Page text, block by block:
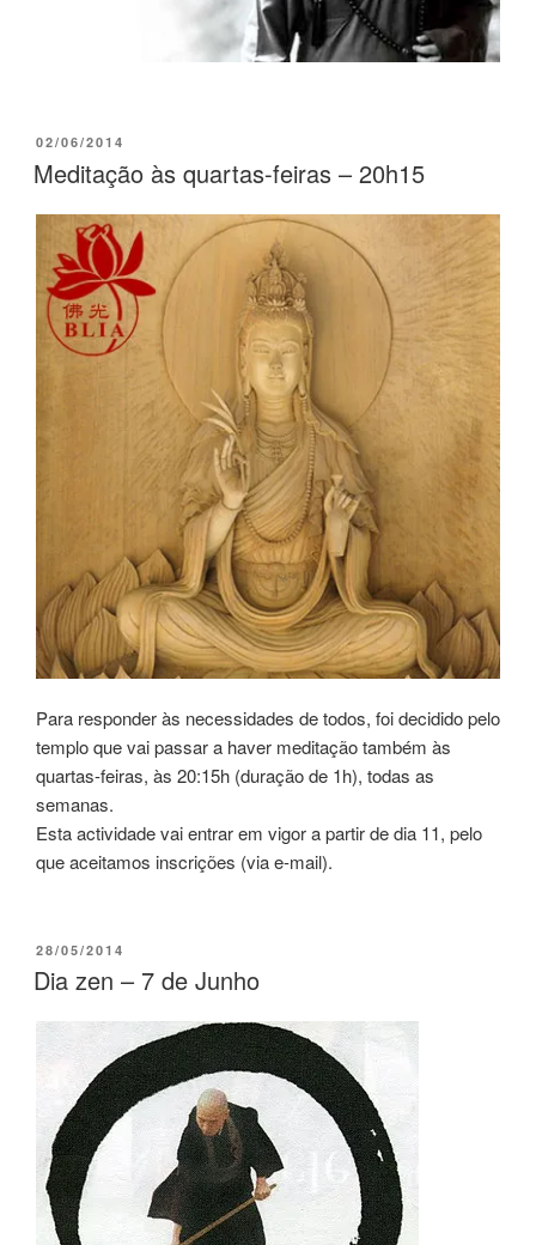
02/06/2014
Meditação às quartas-feiras – 20h15
Para responder às necessidades de todos, foi decidido pelo
templo que vai passar a haver meditação também às
quartas-feiras, às 20:15h (duração de 1h), todas as
semanas.
Esta actividade vai entrar em vigor a partir de dia 11, pelo
que aceitamos inscrições (via e-mail).
28/05/2014
Dia zen – 7 de Junho